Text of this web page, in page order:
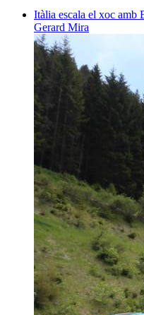
Itàlia escala el xoc amb
Gerard Mira